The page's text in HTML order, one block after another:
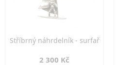
Stříbrný náhrdelník - surfař
2 300 Kč